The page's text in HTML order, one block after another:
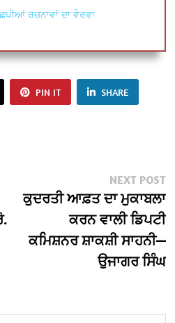
ਛਪੀਆਂ ਰਚਨਾਵਾਂ ਦਾ ਵੇਰਵਾ
PIN IT SHARE
NEXT POST
ਕੁਦਰਤੀ ਆਫ਼ਤ ਦਾ ਮੁਕਾਬਲਾ
ਕਰਨ ਵਾਲੀ ਡਿਪਟੀ
ਕਮਿਸ਼ਨਰ ਸ਼ਾਕਸ਼ੀ ਸਾਹਨੀ—
ਉਜਾਗਰ ਸਿੰਘ